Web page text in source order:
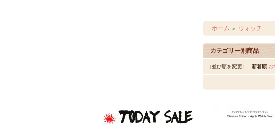
ホーム ＞ ウォッチ
カテゴリー別商品
[並び順を変更] 新着順 お